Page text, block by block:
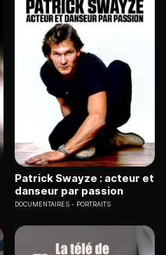
Patrick Swayze : acteur et
danseur par passion
DOCUMENTAIRES PORTRAITS